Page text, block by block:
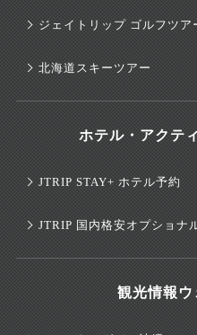
ジェイトリップ ゴルフツア
北海道スキーツアー
ホテル・アクテ
JTRIP STAY+ ホテル予約
JTRIP 国内格安オプショナ
観光情報ウ